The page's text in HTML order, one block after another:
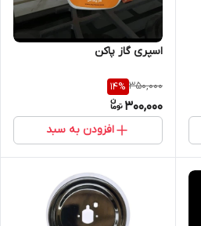
اسپری گاز پاکن
350,000
14%
300,000
افزودن به سبد